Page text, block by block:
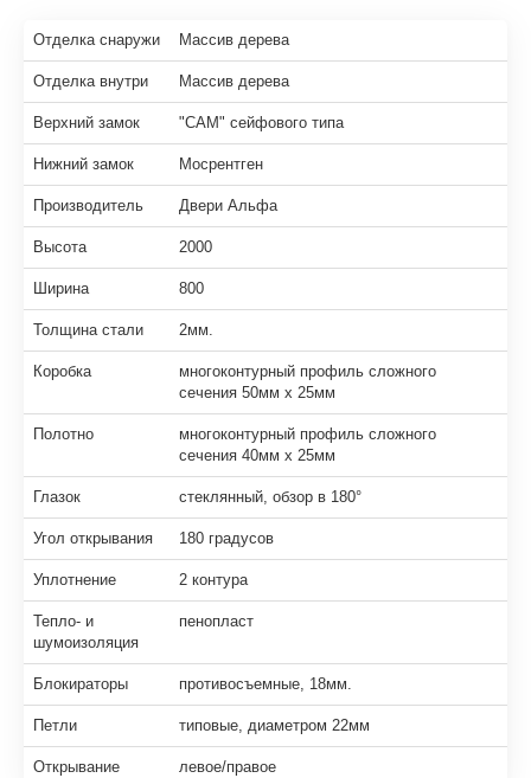
Отделка снаружи Массив дерева
Отделка внутри Массив дерева
Верхний замок "САМ" сейфового типа
Нижний замок Мосрентген
Производитель Двери Альфа
Высота 2000
Ширина 800
Толщина стали 2мм.
Коробка
многоконтурный профиль сложного
сечения 50мм х 25мм
Полотно
многоконтурный профиль сложного
сечения 40мм х 25мм
Глазок стеклянный, обзор в 180°
Угол открывания 180 градусов
Уплотнение 2 контура
Тепло- и
шумоизоляция
пенопласт
Блокираторы противосъемные, 18мм.
Петли типовые, диаметром 22мм
Открывание левое/правое